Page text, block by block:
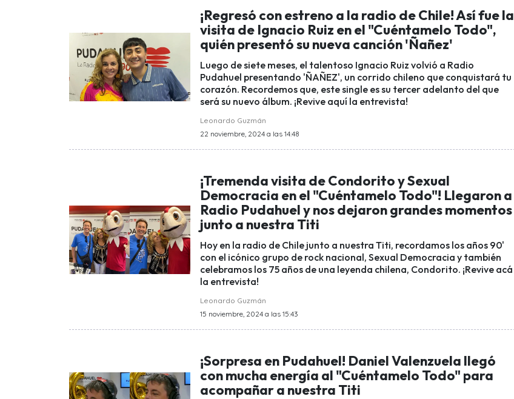
¡Regresó con estreno a la radio de Chile! Así fue la
visita de Ignacio Ruiz en el "Cuéntamelo Todo",
quién presentó su nueva canción 'Ñañez'
Luego de siete meses, el talentoso Ignacio Ruiz volvió a Radio
Pudahuel presentando 'ÑAÑEZ', un corrido chileno que conquistará tu
corazón. Recordemos que, este single es su tercer adelanto del que
será su nuevo álbum. ¡Revive aquí la entrevista!
Leonardo Guzmán
22 noviembre, 2024 a las 14:48
¡Tremenda visita de Condorito y Sexual
Democracia en el "Cuéntamelo Todo"! Llegaron a
Radio Pudahuel y nos dejaron grandes momentos
junto a nuestra Titi
Hoy en la radio de Chile junto a nuestra Titi, recordamos los años 90'
con el icónico grupo de rock nacional, Sexual Democracia y también
celebramos los 75 años de una leyenda chilena, Condorito. ¡Revive acá
la entrevista!
Leonardo Guzmán
15 noviembre, 2024 a las 15:43
¡Sorpresa en Pudahuel! Daniel Valenzuela llegó
con mucha energía al "Cuéntamelo Todo" para
acompañar a nuestra Titi